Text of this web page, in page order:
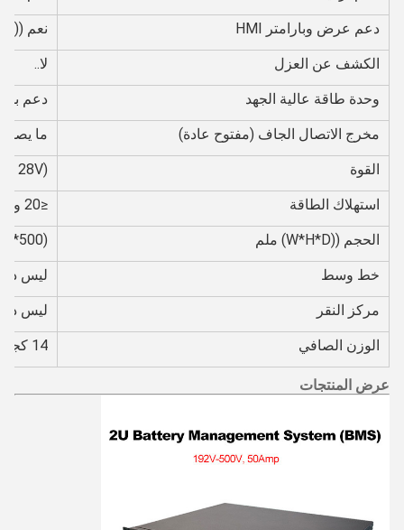
دعم عرض وبارامتر HMI نعم
الكشف عن العزل لا..
وحدة طاقة عالية الجهد دعم بدء
مخرج الاتصال الجاف (مفتوح عادة) ما يصل
القوة ~ 28V)
استهلاك الطاقة ≤20 واط
الحجم ((W*H*D) ملم
خط وسط ليس
مركز النقر ليس
الوزن الصافي 14 كجم
عرض المنتجات